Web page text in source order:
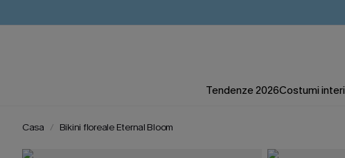
Tendenze 2026Costumi interi
Casa Bikini floreale Eternal Bloom